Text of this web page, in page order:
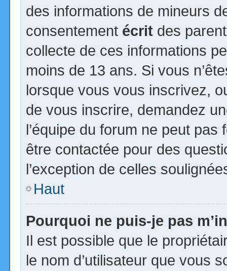
des informations de mineurs
consentement écrit des
collecte de ces informations
moins de 13 ans. Si vous
lorsque vous vous inscrivez,
de vous inscrire, demandez
l’équipe du forum ne peut
être contactée pour des
l’exception de celles
Haut
Pourquoi ne puis-je pas
Il est possible que le
le nom d’utilisateur que vous